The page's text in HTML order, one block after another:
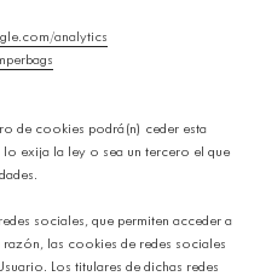
analytics
de cookies podrá(n) ceder esta
exija la ley o sea un tercero el que
sociales, que permiten acceder a
las cookies de redes sociales
Los titulares de dichas redes